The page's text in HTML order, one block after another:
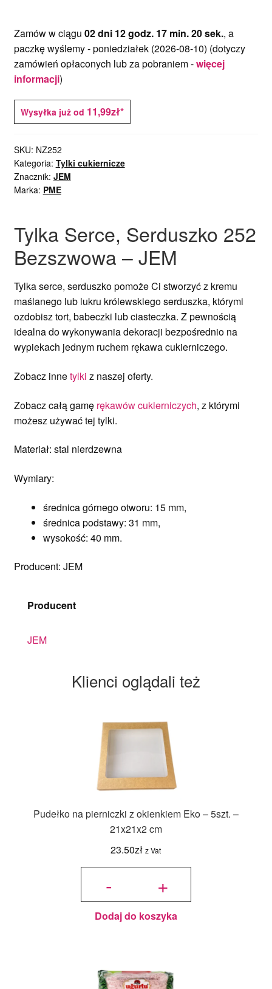
Zamów w ciągu 02 dni 12 godz. 17 min. 20 sek., a
paczkę wyślemy -poniedziałek (2026-08-10) (dotyczy
zamówień opłaconych lub za pobraniem -więcej
informacji)
Wysyłka już od 11,99zł*
SKU: NZ252
Kategoria: Tylki cukiernicze
Znacznik: JEM
Marka: PME
Tylka Serce, Serduszko 252
Bezszwowa – JEM
Tylka serce, serduszko pomoże Ci stworzyć z kremu
maślanego lub lukru królewskiego serduszka, którymi
ozdobisz tort, babeczki lub ciasteczka. Z pewnością
idealna do wykonywania dekoracji bezpośrednio na
wypiekach jednym ruchem rękawa cukierniczego.
Zobacz innetylki z naszej oferty.
Zobacz całą gamę rękawów cukierniczych, z którymi
możesz używać tej tylki.
Materiał: stal nierdzewna
Wymiary:
średnica górnego otworu: 15 mm,
średnica podstawy: 31 mm,
wysokość: 40 mm.
Producent: JEM
Producent
JEM
Klienci oglądali też
Pudełko na pierniczki z okienkiem Eko – 5szt. –
21x21x2 cm
23.50zł z Vat
-
ilość
pierniczki
okienkiem
Eko -
5szt. -
cm
+
Dodaj do koszyka